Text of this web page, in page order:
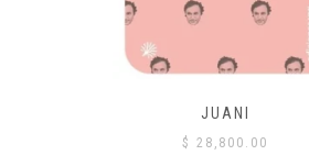
JUANI
$ 28,800.00